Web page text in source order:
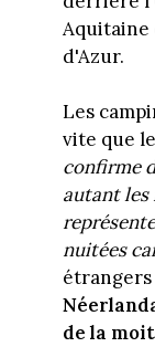
Aquitaine
d'Azur.
Les
vite que
confirme
autant les
nuitées
de la